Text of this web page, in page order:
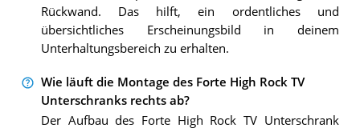
Rückwand. Das hilft, ein ordentliches und
übersichtliches Erscheinungsbild in deinem
Unterhaltungsbereich zu erhalten.
Wie läuft die Montage des Forte High Rock TV
Unterschranks rechts ab?
Der Aufbau des Forte High Rock TV Unterschrank